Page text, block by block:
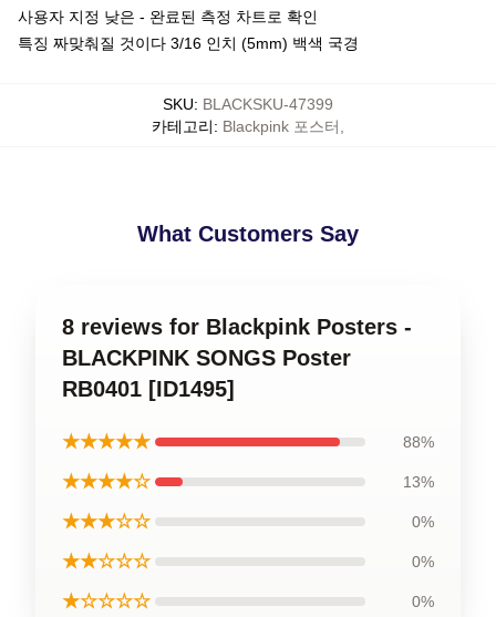
사용자 지정 낮은 - 완료된 측정 차트로 확인
특징 짜맞춰질 것이다 3/16 인치 (5mm) 백색 국경
SKU: BLACKSKU-47399
카테고리: Blackpink 포스터
What Customers Say
8 reviews for Blackpink Posters -
BLACKPINK SONGS Poster
RB0401 [ID1495]
★★★★★ 88%
★★★★☆ 13%
★★★☆☆ 0%
★★☆☆☆ 0%
★☆☆☆☆ 0%